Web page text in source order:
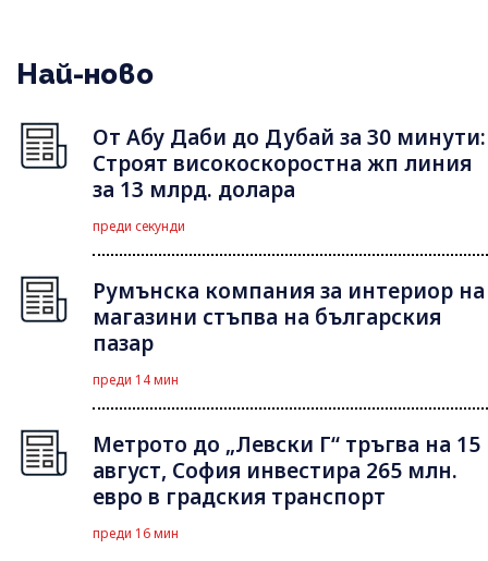
Най-ново
От Абу Даби до Дубай за 30 минути:
Строят високоскоростна жп линия
за 13 млрд. долара
преди секунди
Румънска компания за интериор на
магазини стъпва на българския
пазар
преди 14 мин
Метрото до „Левски Г“ тръгва на 15
август, София инвестира 265 млн.
евро в градския транспорт
преди 16 мин